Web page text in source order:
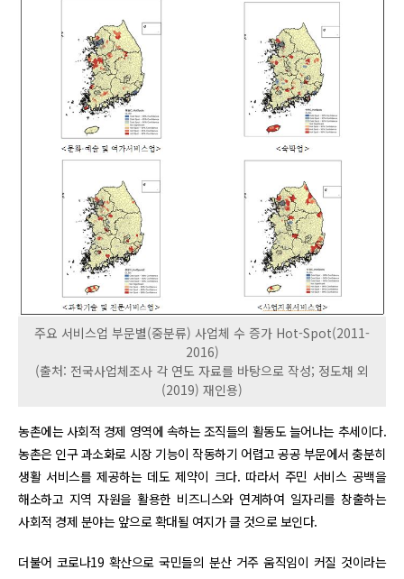
주요 서비스업 부문별(중분류) 사업체 수 증가 Hot-Spot(2011-
2016)
(출처: 전국사업체조사 각 연도 자료를 바탕으로 작성; 정도채 외
(2019) 재인용)
농촌에는 사회적 경제 영역에 속하는 조직들의 활동도 늘어나는 추세이다.
농촌은 인구 과소화로 시장 기능이 작동하기 어렵고 공공 부문에서 충분히
생활 서비스를 제공하는 데도 제약이 크다. 따라서 주민 서비스 공백을
해소하고 지역 자원을 활용한 비즈니스와 연계하여 일자리를 창출하는
사회적 경제 분야는 앞으로 확대될 여지가 클 것으로 보인다.
더불어 코로나19 확산으로 국민들의 분산 거주 움직임이 커질 것이라는